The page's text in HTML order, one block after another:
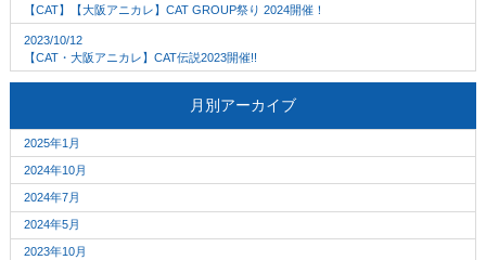
【CAT】【大阪アニカレ】CAT GROUP祭り 2024開催！
2023/10/12
【CAT・大阪アニカレ】CAT伝説2023開催!!
月別アーカイブ
2025年1月
2024年10月
2024年7月
2024年5月
2023年10月